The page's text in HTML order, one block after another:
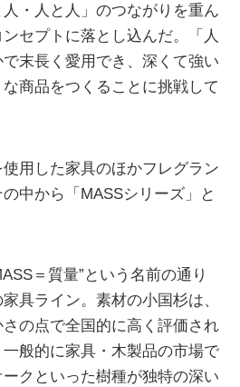
・人と人」のつながりを重ん
セプトに落とし込んだ。「人
末長く愛用でき、深くて強い
商品をつくることに挑戦して
用した家具のほかフレグラン
中から「MASSシリーズ」と
＝質量”という名前の通り
具ライン。素材の小国杉は、
の点で全国的に高く評価され
般的に家具・木製品の市場で
クといった樹種が独特の深い